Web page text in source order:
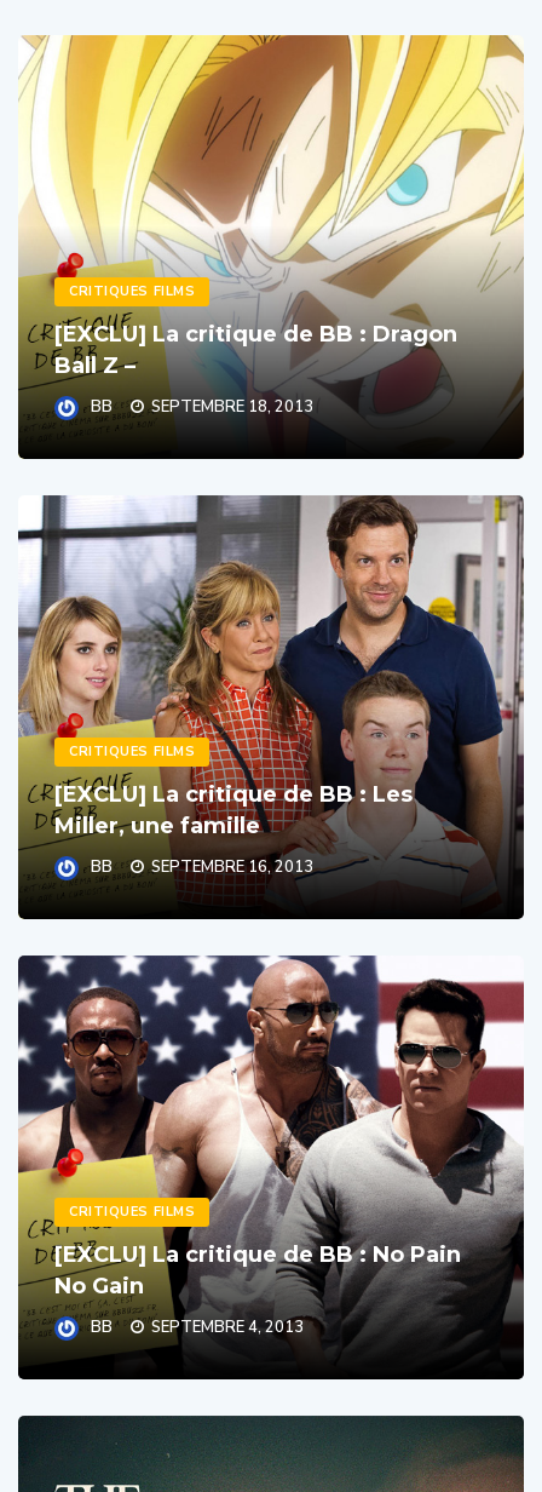
CRITIQUES FILMS
[EXCLU] La critique de BB : Dragon
Ball Z –
BB SEPTEMBRE 18, 2013
CRITIQUES FILMS
[EXCLU] La critique de BB : Les
Miller, une famille
BB SEPTEMBRE 16, 2013
CRITIQUES FILMS
[EXCLU] La critique de BB : No Pain
No Gain
BB SEPTEMBRE 4, 2013